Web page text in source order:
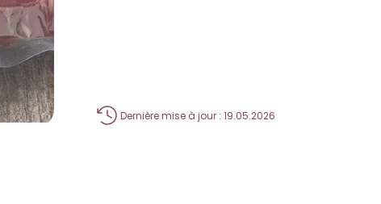
Dernière mise à jour : 19.05.2026